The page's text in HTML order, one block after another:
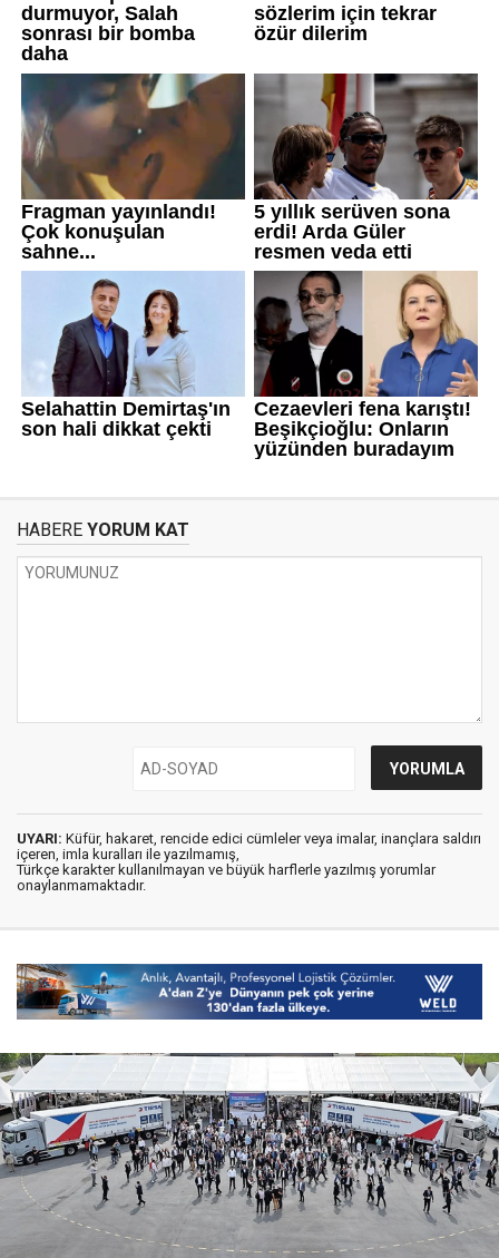
HABERE YORUM KAT
UYARI: Küfür, hakaret, rencide edici cümleler veya imalar, inançlara saldırı
içeren, imla kuralları ile yazılmamış,
Türkçe karakter kullanılmayan ve büyük harflerle yazılmış yorumlar
onaylanmamaktadır.